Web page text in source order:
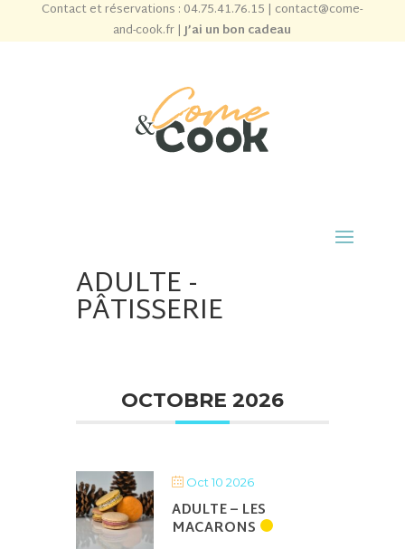
Contact et réservations : 04.75.41.76.15 | contact@come-
and-cook.fr|J’ai un bon cadeau
ADULTE -
PÂTISSERIE
OCTOBRE 2026
Oct 10 2026
ADULTE – LES
MACARONS